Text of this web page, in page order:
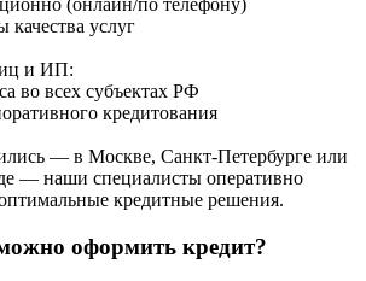
(онлайн/по телефону)
качества услуг
и ИП:
во всех субъектах РФ
кредитования
— в Москве, Санкт-Петербурге или
— наши специалисты оперативно
кредитные решения.
оформить кредит?